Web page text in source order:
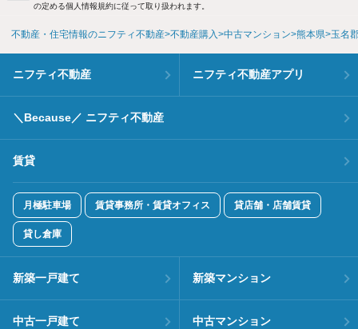
の定める個人情報規約に従って取り扱われます。
不動産・住宅情報のニフティ不動産 不動産購入 中古マンション 熊本県 玉名
ニフティ不動産 ニフティ不動産アプリ
＼Because／ ニフティ不動産
賃貸
月極駐車場 賃貸事務所・賃貸オフィス 貸店舗・店舗賃貸
貸し倉庫
新築一戸建て 新築マンション
中古一戸建て 中古マンション